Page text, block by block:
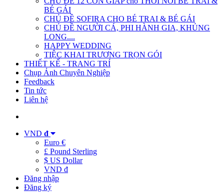
BÉ GÁI
CHỦ ĐỀ SOFIRA CHO BÉ TRAI & BÉ GÁI
CHỦ ĐỀ NGƯỜI CÁ, PHI HÀNH GIA, KHỦNG
LONG....
HAPPY WEDDING
TIỆC KHAI TRƯƠNG TRỌN GÓI
THIẾT KẾ - TRANG TRÍ
Chụp Ảnh Chuyên Nghiệp
Feedback
Tin tức
Liên hệ
VND đ
Euro €
£ Pound Sterling
$ US Dollar
VND đ
Đăng nhập
Đăng ký